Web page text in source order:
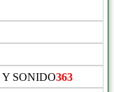
SONIDO363